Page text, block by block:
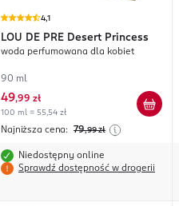
4,1
LOU DE PRE Desert Princess
woda perfumowana dla kobiet
90 ml
49,99 zł
100 ml = 55,54 zł
Najniższa cena: 79,99 zł
Niedostępny online
Sprawdź dostępność w drogerii